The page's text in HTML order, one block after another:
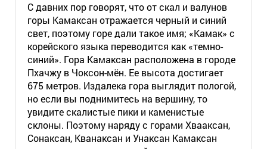
С давних пор говорят, что от скал и валунов
горы Камаксан отражается черный и синий
свет, поэтому горе дали такое имя; «Камак» с
корейского языка переводится как «темно-
синий». Гора Камаксан расположена в городе
Пхачжу в Чоксон-мён. Ее высота достигает
675 метров. Издалека гора выглядит пологой,
но если вы поднимитесь на вершину, то
увидите скалистые пики и каменистые
склоны. Поэтому наряду с горами Хвааксан,
Сонаксан, Кванаксан и Унаксан Камаксан